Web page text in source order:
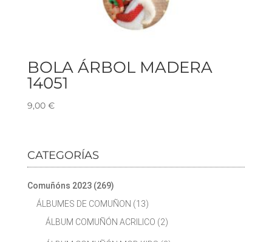
BOLA ÁRBOL MADERA
14051
9,00 €
CATEGORÍAS
Comuñóns 2023 (269)
ÁLBUMES DE COMUÑON (13)
ÁLBUM COMUÑÓN ACRILICO (2)